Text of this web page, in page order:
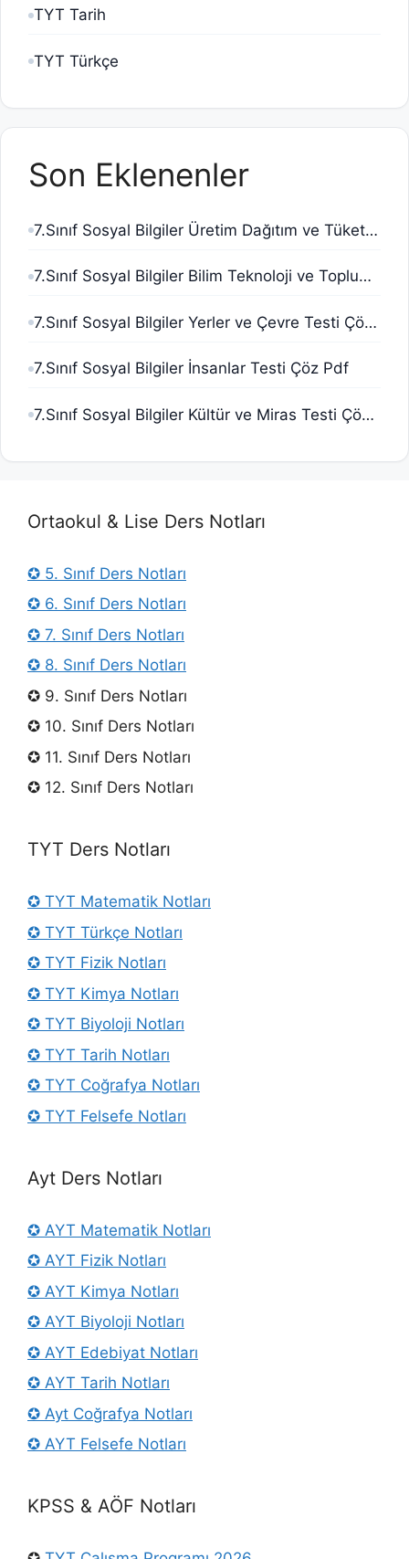
TYT Tarih
TYT Türkçe
Son Eklenenler
7.Sınıf Sosyal Bilgiler Üretim Dağıtım ve Tüketim Testi Çöz Pdf
7.Sınıf Sosyal Bilgiler Bilim Teknoloji ve Toplum Testi Çöz Pdf
7.Sınıf Sosyal Bilgiler Yerler ve Çevre Testi Çöz Pdf
7.Sınıf Sosyal Bilgiler İnsanlar Testi Çöz Pdf
7.Sınıf Sosyal Bilgiler Kültür ve Miras Testi Çöz Pdf
Ortaokul & Lise Ders Notları
✪ 5. Sınıf Ders Notları
✪ 6. Sınıf Ders Notları
✪ 7. Sınıf Ders Notları
✪ 8. Sınıf Ders Notları
✪ 9. Sınıf Ders Notları
✪ 10. Sınıf Ders Notları
✪ 11. Sınıf Ders Notları
✪ 12. Sınıf Ders Notları
TYT Ders Notları
✪ TYT Matematik Notları
✪ TYT Türkçe Notları
✪ TYT Fizik Notları
✪ TYT Kimya Notları
✪ TYT Biyoloji Notları
✪ TYT Tarih Notları
✪ TYT Coğrafya Notları
✪ TYT Felsefe Notları
Ayt Ders Notları
✪ AYT Matematik Notları
✪ AYT Fizik Notları
✪ AYT Kimya Notları
✪ AYT Biyoloji Notları
✪ AYT Edebiyat Notları
✪ AYT Tarih Notları
✪ Ayt Coğrafya Notları
✪ AYT Felsefe Notları
KPSS & AÖF Notları